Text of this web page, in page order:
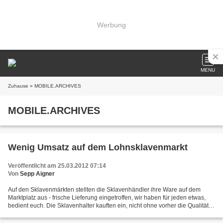
Werbung
MENU
Zuhause » MOBILE.ARCHIVES
MOBILE.ARCHIVES
Wenig Umsatz auf dem Lohnsklavenmarkt
Veröffentlicht am 25.03.2012 07:14
Von Sepp Aigner
Auf den Sklavenmärkten stellten die Sklavenhändler ihre Ware auf dem
Marktplatz aus - frische Lieferung eingetroffen, wir haben für jeden etwas,
bedient euch. Die Sklavenhalter kauften ein, nicht ohne vorher die Qualität